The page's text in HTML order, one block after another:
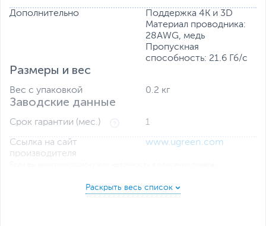
Дополнительно
Поддержка 4К и 3D
Материал проводника:
28AWG, медь
Пропускная
способность: 21.6 Гб/с
Размеры и вес
Вес с упаковкой 0.2 кг
Заводские данные
Срок гарантии (мес.) 1
Ссылка на сайт
производителя
www.ugreen.com
Xарактеристики, комплект поставки и внешний вид данного товара